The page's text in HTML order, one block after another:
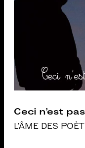
Ceci n’est
L'ÂME DES